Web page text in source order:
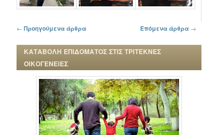
Πλοήγηση στα άρθρα
← Προηγούμενα άρθρα Επόμενα άρθρα →
ΚΑΤΑΒΟΛΗ ΕΠΙΔΟΜΑΤΟΣ ΣΤΙΣ ΤΡΙΤΕΚΝΕΣ
ΟΙΚΟΓΕΝΕΙΕΣ